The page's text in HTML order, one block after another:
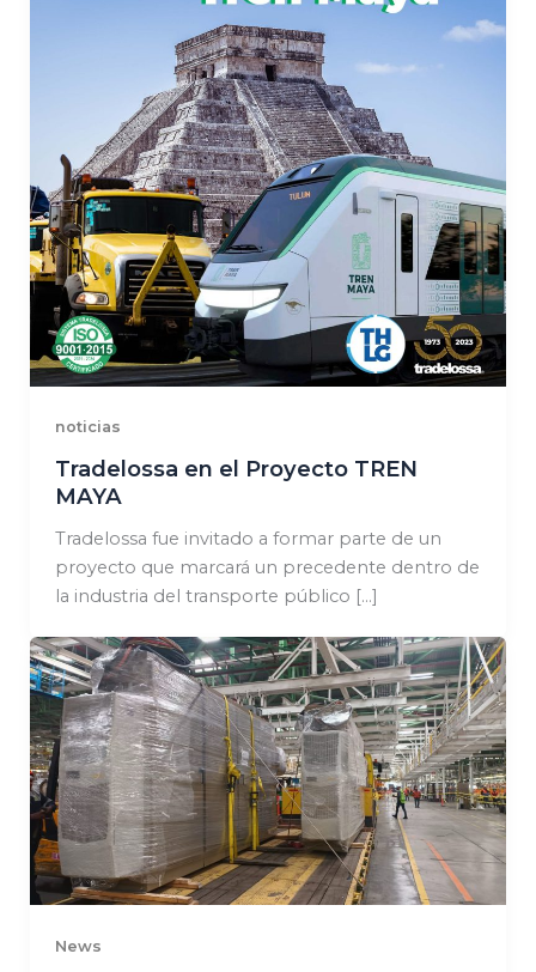
noticias
Tradelossa en el Proyecto TREN
MAYA
Tradelossa fue invitado a formar parte de un
proyecto que marcará un precedente dentro de
la industria del transporte público […]
News